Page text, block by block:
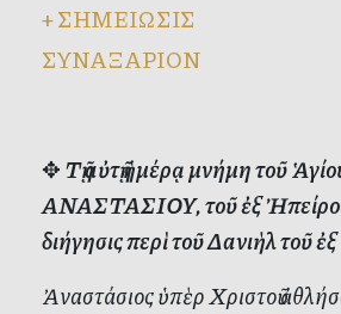
+ΣΗΜΕΙΩΣΙΣ
ΣΥΝΑΞΑΡΙΟΝ
✥Τῇ αὐτῇ ἡμέρᾳ μνήμη τοῦ
ΑΝΑΣΤΑΣΙΟΥ, τοῦ ἐξ
διήγησις περὶ τοῦ Δανιὴλ τοῦ
Ἀναστάσιος ὑπὲρ Χριστοῦ